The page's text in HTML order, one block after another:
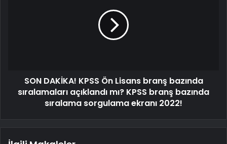
SON DAKİKA! KPSS Ön Lisans branş bazında
sıralamaları açıklandı mı? KPSS branş bazında
sıralama sorgulama ekranı 2022!